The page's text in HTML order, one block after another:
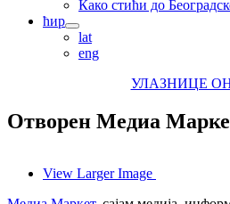
Како стићи до
ћир
lat
eng
УЛАЗНИЦЕ
Отворен Медиа
View Larger Image